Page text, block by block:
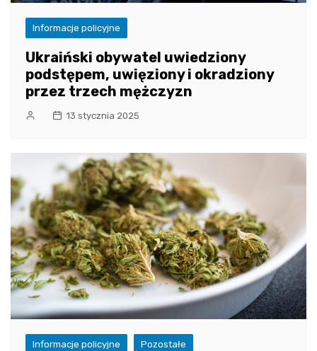
Informacje policyjne
Ukraiński obywatel uwiedziony
podstępem, uwięziony i okradziony
przez trzech mężczyzn
13 stycznia 2025
Informacje policyjne Pozostałe